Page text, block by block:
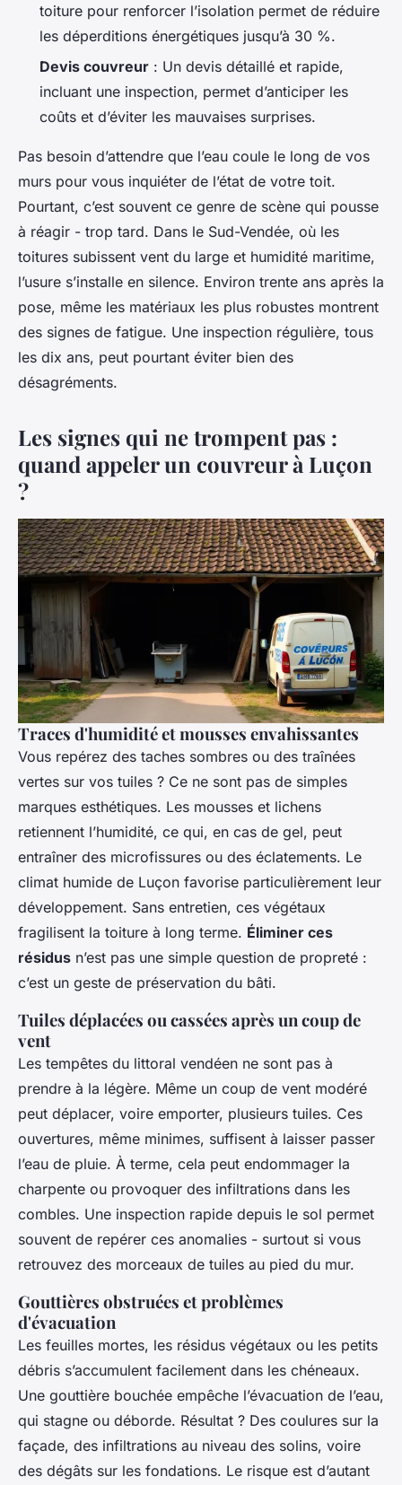
toiture pour renforcer l’isolation permet de réduire
les déperditions énergétiques jusqu’à 30 %.
Devis couvreur : Un devis détaillé et rapide,
incluant une inspection, permet d’anticiper les
coûts et d’éviter les mauvaises surprises.
Pas besoin d’attendre que l’eau coule le long de vos
murs pour vous inquiéter de l’état de votre toit.
Pourtant, c’est souvent ce genre de scène qui pousse
à réagir - trop tard. Dans le Sud-Vendée, où les
toitures subissent vent du large et humidité maritime,
l’usure s’installe en silence. Environ trente ans après la
pose, même les matériaux les plus robustes montrent
des signes de fatigue. Une inspection régulière, tous
les dix ans, peut pourtant éviter bien des
désagréments.
Les signes qui ne trompent pas :
quand appeler un couvreur à Luçon
?
Traces d'humidité et mousses envahissantes
Vous repérez des taches sombres ou des traînées
vertes sur vos tuiles ? Ce ne sont pas de simples
marques esthétiques. Les mousses et lichens
retiennent l’humidité, ce qui, en cas de gel, peut
entraîner des microfissures ou des éclatements. Le
climat humide de Luçon favorise particulièrement leur
développement. Sans entretien, ces végétaux
fragilisent la toiture à long terme. Éliminer ces
résidus n’est pas une simple question de propreté :
c’est un geste de préservation du bâti.
Tuiles déplacées ou cassées après un coup de
vent
Les tempêtes du littoral vendéen ne sont pas à
prendre à la légère. Même un coup de vent modéré
peut déplacer, voire emporter, plusieurs tuiles. Ces
ouvertures, même minimes, suffisent à laisser passer
l’eau de pluie. À terme, cela peut endommager la
charpente ou provoquer des infiltrations dans les
combles. Une inspection rapide depuis le sol permet
souvent de repérer ces anomalies - surtout si vous
retrouvez des morceaux de tuiles au pied du mur.
Gouttières obstruées et problèmes
d'évacuation
Les feuilles mortes, les résidus végétaux ou les petits
débris s’accumulent facilement dans les chéneaux.
Une gouttière bouchée empêche l’évacuation de l’eau,
qui stagne ou déborde. Résultat ? Des coulures sur la
façade, des infiltrations au niveau des solins, voire
des dégâts sur les fondations. Le risque est d’autant